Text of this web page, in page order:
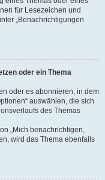
für Lesezeichen und
„Benachrichtigungen
oder ein Thema
oder es abonnieren, in dem
auswählen, die sich
des Themas
„Mich benachrichtigen,
wird das Thema ebenfalls